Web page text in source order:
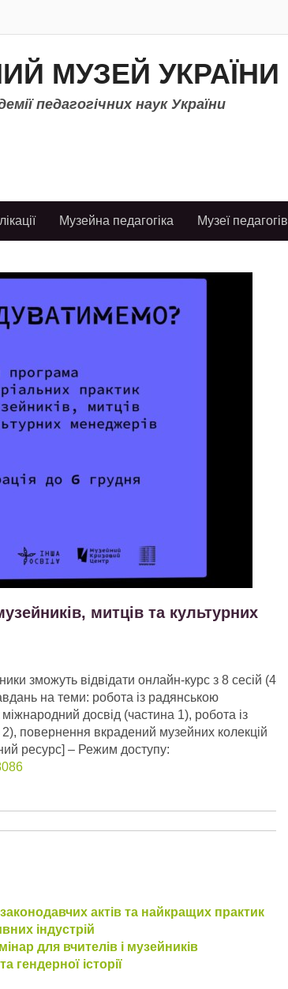
МУЗЕЙ УКРАЇНИ
педагогічних наук України
Музейна педагогіка Музеї педагогів
митців та культурних
зможуть відвідати онлайн-курс з 8 сесій (4
на теми: робота із радянською
досвід (частина 1), робота із
повернення вкрадений музейних колекцій
ресурс] – Режим доступу:
актів та найкращих практик
індустрій
для вчителів і музейників
гендерної історії